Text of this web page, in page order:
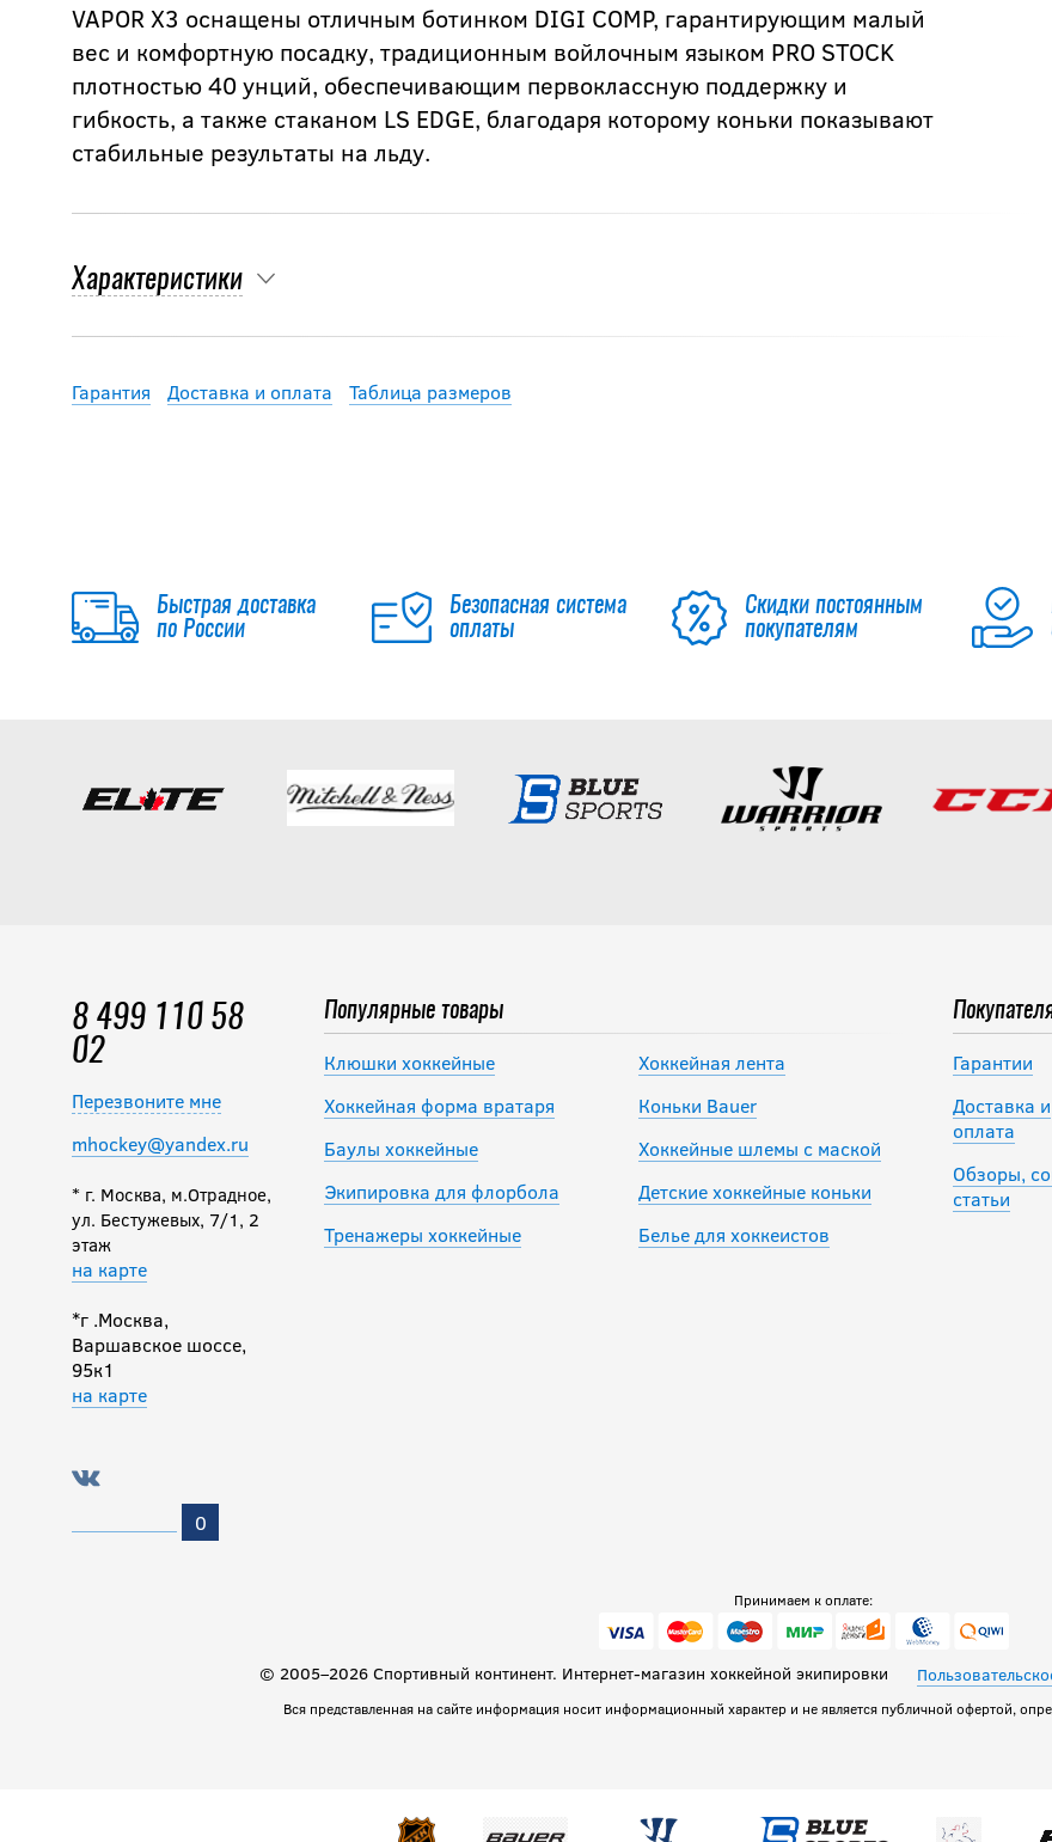
VAPOR X3 оснащены отличным ботинком DIGI COMP, гарантирующим малый
вес и комфортную посадку, традиционным войлочным языком PRO STOCK
плотностью 40 унций, обеспечивающим первоклассную поддержку и
гибкость, а также стаканом LS EDGE, благодаря которому коньки показывают
стабильные результаты на льду.
Характеристики
Гарантия Доставка и оплата Таблица размеров
Быстрая доставка
по России
Безопасная система
оплаты
Скидки постоянным
покупателям
8 499 110 58
02
Перезвоните мне
mhockey@yandex.ru
* г. Москва, м.Отрадное,
ул. Бестужевых, 7/1, 2
этаж
на карте
*г .Москва,
Варшавское шоссе,
95к1
на карте
0
Популярные товары
Клюшки хоккейные
Хоккейная форма вратаря
Баулы хоккейные
Экипировка для флорбола
Тренажеры хоккейные
Хоккейная лента
Коньки Bauer
Хоккейные шлемы с маской
Детские хоккейные коньки
Белье для хоккеистов
Гарантии
Доставка и
оплата
Обзоры,
статьи
Принимаем к оплате:
© 2005–2026 Спортивный континент. Интернет-магазин хоккейной экипировки
Вся представленная на сайте информация носит информационный характер и не является публичной офертой,